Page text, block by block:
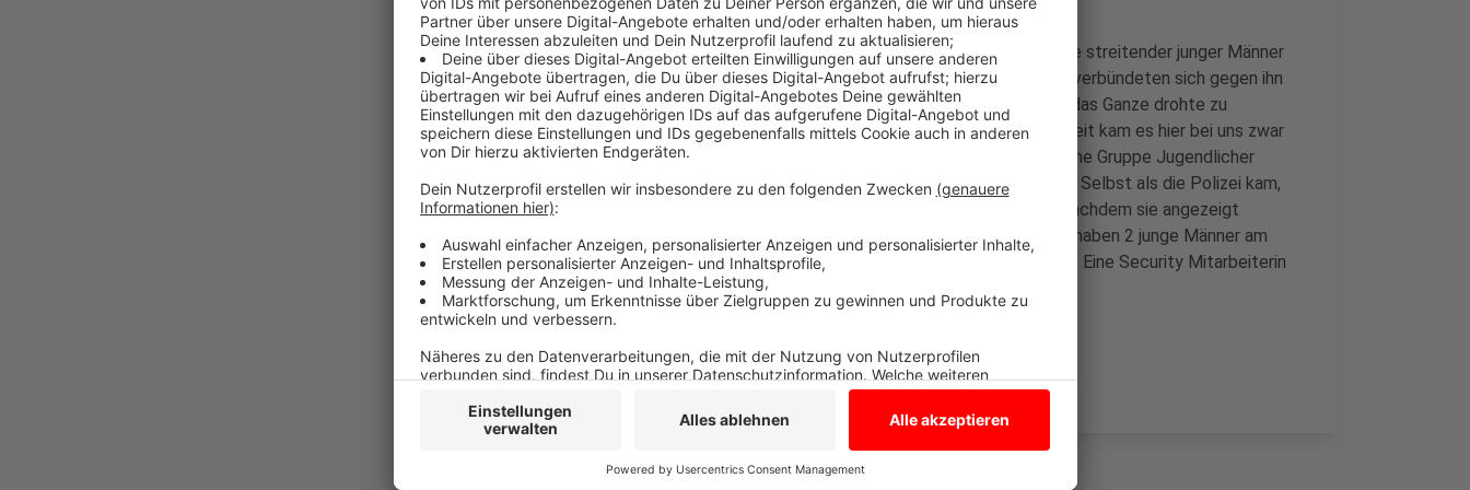
In einem Düsseldorfer Freibad hatte ein Familienvater eine Gruppe streitender junger Männer
zur Rede gestellt um seine Familie zu schützen. Doch die beiden verbündeten sich gegen ihn
und nach und nach kamen immer mehr junge Leute dazu, so dass das Ganze drohte zu
eskalieren. Die Polizei kam und das Bad wurde geschlossen. So weit kam es hier bei uns zwar
nicht, doch auch in Rhede war das Badevergnügen eher unruhig. Eine Gruppe Jugendlicher
randalierte und wollte auch nach einem Platzverweis nicht gehen. Selbst als die Polizei kam,
zeigten sich die 16 und 17-jährigen uneinsichtig und gingen erst nachdem sie angezeigt
wurden. Und auch in Stadtlohn hat es einen Vorfall gegeben. Hier haben 2 junge Männer am
Wochenende versucht, nachts schwimmen zu gehen. Ohne Erfolg. Eine Security Mitarbeiterin
kam ihnen in die Quere.